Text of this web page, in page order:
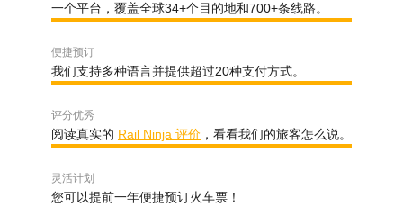
一个平台，覆盖全球34+个目的地和700+条线路。
便捷预订
我们支持多种语言并提供超过20种支付方式。
评分优秀
阅读真实的 Rail Ninja 评价 ，看看我们的旅客怎么说。
灵活计划
您可以提前一年便捷预订火车票！